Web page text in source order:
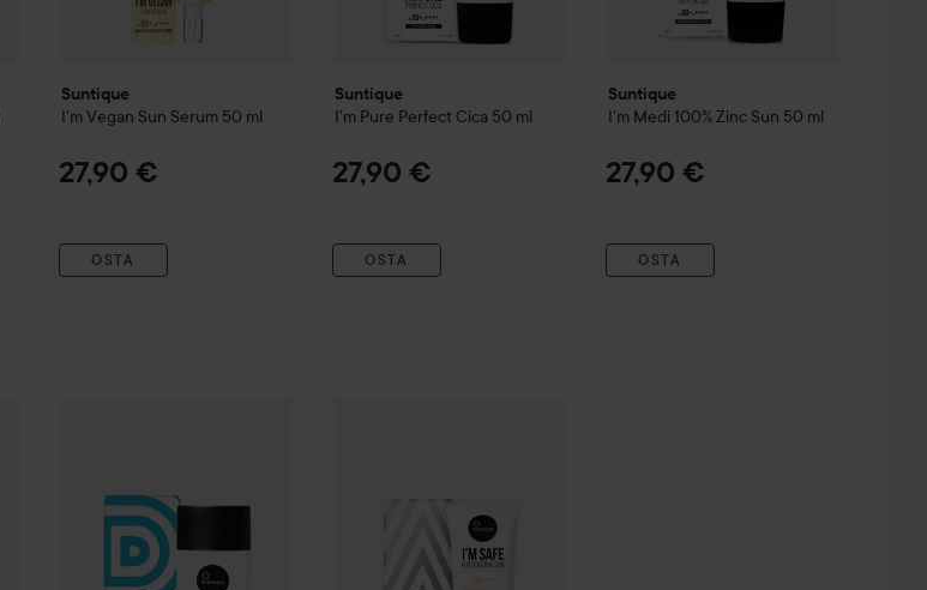
Suntique
I'm Vegan Sun Serum 50 ml
27,90 €
OSTA
Suntique
I'm Pure Perfect Cica 50 ml
27,90 €
OSTA
Suntique
I'm Medi 100% Zinc Sun 50 ml
27,90 €
OSTA